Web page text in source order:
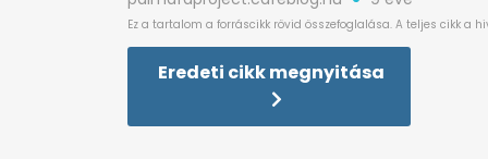
Eredeti cikk megnyitása